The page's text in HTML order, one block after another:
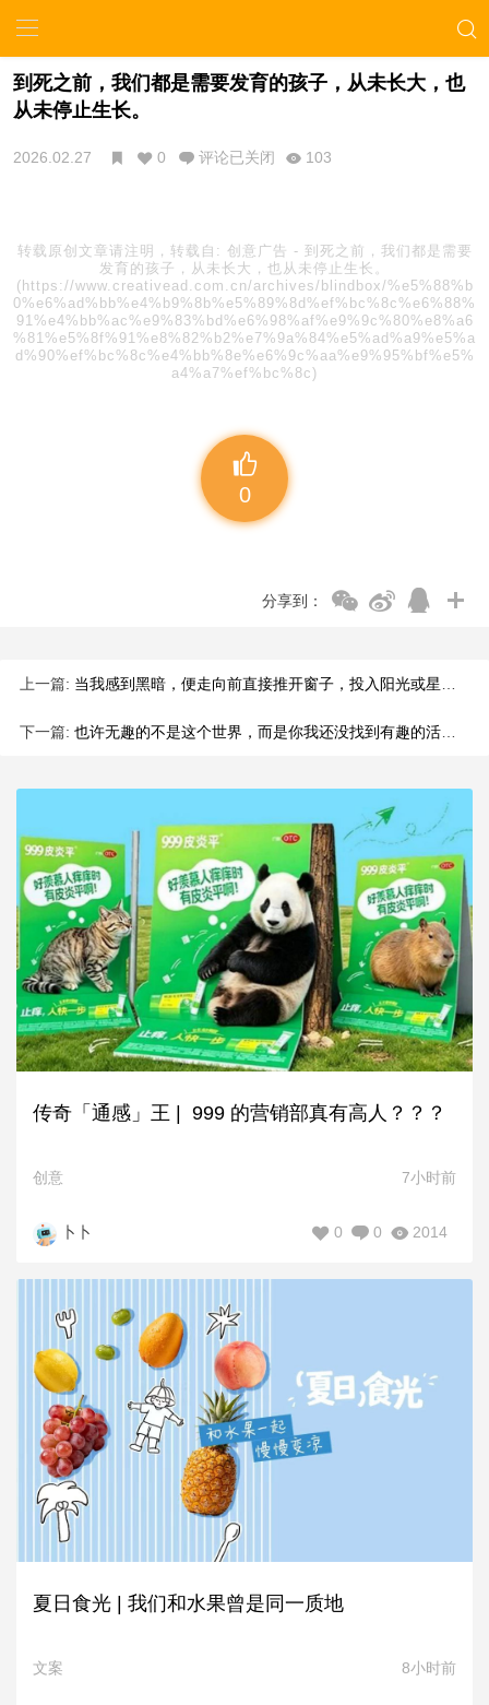
到死之前，我们都是需要发育的孩子，从未长大，也
从未停止生长。
2026.02.27 0 评论已关闭 103
转载原创文章请注明，转载自: 创意广告 - 到死之前，我们都是需要
发育的孩子，从未长大，也从未停止生长。
(https://www.creativead.com.cn/archives/blindbox/%e5%88%b
0%e6%ad%bb%e4%b9%8b%e5%89%8d%ef%bc%8c%e6%88%
91%e4%bb%ac%e9%83%bd%e6%98%af%e9%9c%80%e8%a6
%81%e5%8f%91%e8%82%b2%e7%9a%84%e5%ad%a9%e5%a
d%90%ef%bc%8c%e4%bb%8e%e6%9c%aa%e9%95%bf%e5%
a4%a7%ef%bc%8c)
0
分享到：
上一篇: 当我感到黑暗，便走向前直接推开窗子，投入阳光或星光。
下一篇: 也许无趣的不是这个世界，而是你我还没找到有趣的活法。
传奇「通感」王 | 999 的营销部真有高人？？？
创意 7小时前
卜卜 2014
0
0
夏日食光 | 我们和水果曾是同一质地
文案 8小时前